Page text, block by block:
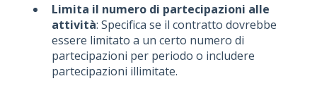
Limita il numero di partecipazioni alle
attività: Specifica se il contratto dovrebbe
essere limitato a un certo numero di
partecipazioni per periodo o includere
partecipazioni illimitate.